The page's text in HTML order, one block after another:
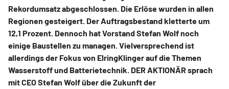
Rekordumsatz abgeschlossen. Die Erlöse wurden in allen
Regionen gesteigert. Der Auftragsbestand kletterte um
12,1 Prozent. Dennoch hat Vorstand Stefan Wolf noch
einige Baustellen zu managen. Vielversprechend ist
allerdings der Fokus von ElringKlinger auf die Themen
Wasserstoff und Batterietechnik. DER AKTIONÄR sprach
mit CEO Stefan Wolf über die Zukunft der